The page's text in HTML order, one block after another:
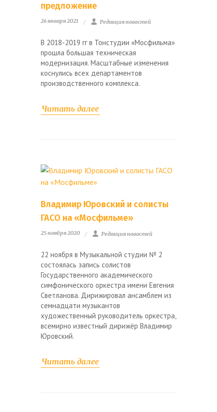
предложение
26 января 2021 Редакция новостей
В 2018-2019 гг в Тонстудии «Мосфильма»
прошла большая техническая
модернизация. Масштабные изменения
коснулись всех департаментов
производственного комплекса.
Читать далее
Владимир Юровский и солисты
ГАСО на «Мосфильме»
25 ноября 2020 Редакция новостей
22 ноября в Музыкальной студии № 2
состоялась запись солистов
Государственного академического
симфонического оркестра имени Евгения
Светланова. Дирижировал ансамблем из
семнадцати музыкантов
художественный руководитель оркестра,
всемирно известный дирижёр Владимир
Юровский.
Читать далее